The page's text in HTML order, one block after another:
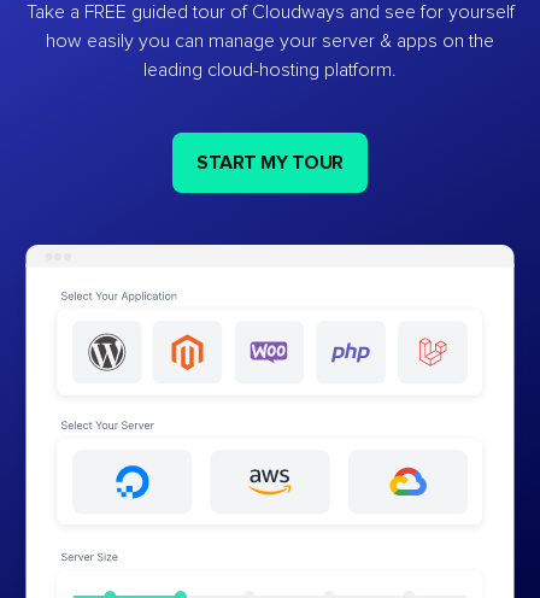
Take a FREE guided tour of Cloudways and see for yourself
how easily you can manage your server & apps on the
leading cloud-hosting platform.
START MY TOUR